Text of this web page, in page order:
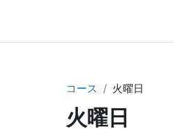
コース
火曜日
火曜日